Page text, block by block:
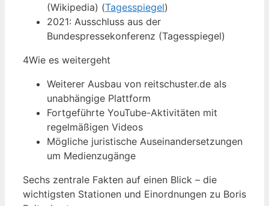
(Wikipedia) (Tagesspiegel)
2021: Ausschluss aus der
Bundespressekonferenz (Tagesspiegel)
4Wie es weitergeht
Weiterer Ausbau von reitschuster.de als
unabhängige Plattform
Fortgeführte YouTube-Aktivitäten mit
regelmäßigen Videos
Mögliche juristische Auseinandersetzungen
um Medienzugänge
Sechs zentrale Fakten auf einen Blick – die
wichtigsten Stationen und Einordnungen zu Boris